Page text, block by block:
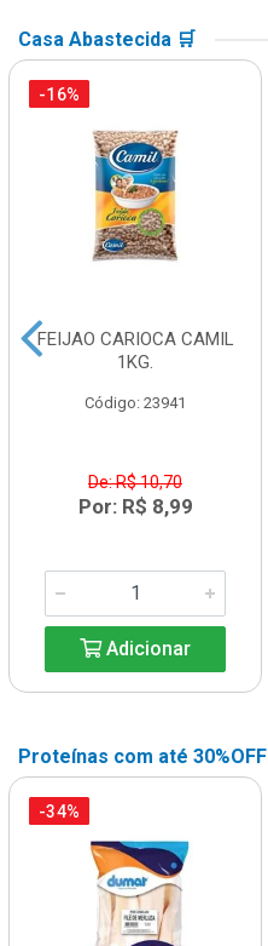
Casa Abastecida 🛒
-16%
FEIJAO CARIOCA CAMIL
1KG.
Código: 23941
De: R$ 10,70
Por: R$ 8,99
Adicionar
Proteínas com até 30%OFF
-34%